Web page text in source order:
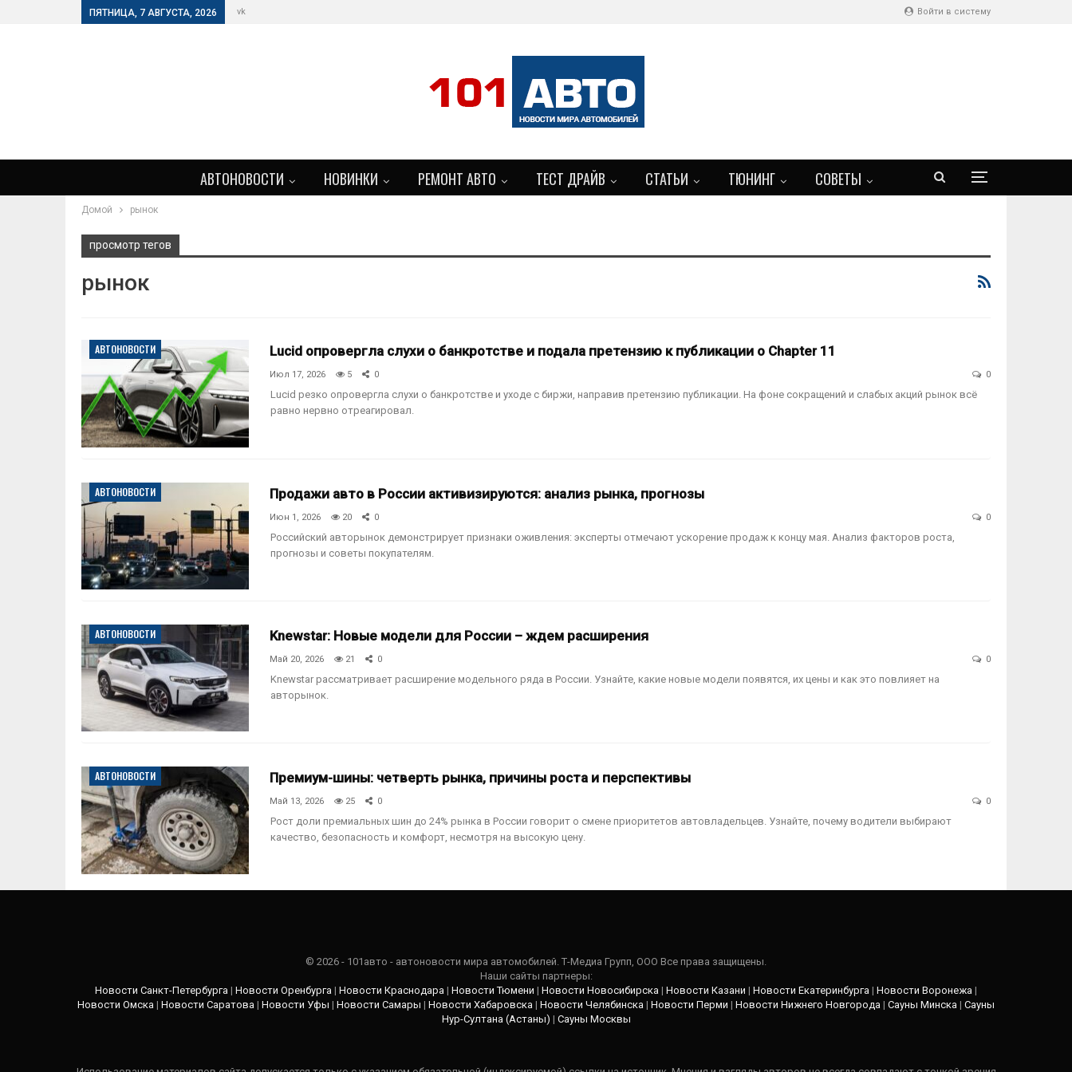
Войти в систему
ПЯТНИЦА, 7 АВГУСТА, 2026 vk
АВТОНОВОСТИ НОВИНКИ РЕМОНТ АВТО ТЕСТ ДРАЙВ СТАТЬИ ТЮНИНГ
СОВЕТЫ
Домой рынок
просмотр тегов
рынок
АВТОНОВОСТИ Lucid опровергла слухи о банкротстве и подала претензию к публикации о Chapter 11
Июл 17, 2026 5 0 0
Lucid резко опровергла слухи о банкротстве и уходе с биржи, направив претензию публикации. На фоне сокращений и слабых акций рынок всё
равно нервно отреагировал.
АВТОНОВОСТИ Продажи авто в России активизируются: анализ рынка, прогнозы
Июн 1, 2026 20 0 0
Российский авторынок демонстрирует признаки оживления: эксперты отмечают ускорение продаж к концу мая. Анализ факторов роста,
прогнозы и советы покупателям.
АВТОНОВОСТИ Knewstar: Новые модели для России – ждем расширения
Май 20, 2026 21 0 0
Knewstar рассматривает расширение модельного ряда в России. Узнайте, какие новые модели появятся, их цены и как это повлияет на
авторынок.
АВТОНОВОСТИ Премиум-шины: четверть рынка, причины роста и перспективы
Май 13, 2026 25 0 0
Рост доли премиальных шин до 24% рынка в России говорит о смене приоритетов автовладельцев. Узнайте, почему водители выбирают
качество, безопасность и комфорт, несмотря на высокую цену.
© 2026 - 101авто - автоновости мира автомобилей. Т-Медиа Групп, ООО Все права защищены.
Наши сайты партнеры:
Новости Санкт-Петербурга | Новости Оренбурга | Новости Краснодара | Новости Тюмени | Новости Новосибирска | Новости Казани | Новости Екатеринбурга | Новости Воронежа |
Новости Омска | Новости Саратова | Новости Уфы | Новости Самары | Новости Хабаровска | Новости Челябинска | Новости Перми | Новости Нижнего Новгорода | Сауны Минска | Сауны
Нур-Султана (Астаны) | Сауны Москвы